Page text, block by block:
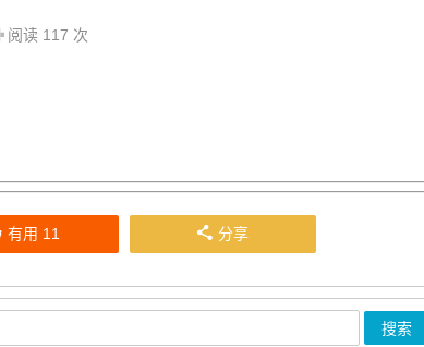
阅读 117 次
有用 11 分享